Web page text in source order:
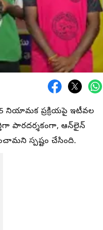
నియామక ప్రక్రియపై ఇటీవల
పారదర్శకంగా, ఆన్‌లైన్
స్పష్టం చేసింది.